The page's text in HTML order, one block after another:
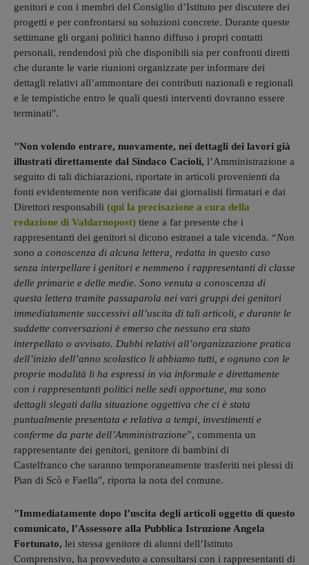
genitori e con i membri del Consiglio d’Istituto per discutere dei
progetti e per confrontarsi su soluzioni concrete. Durante queste
settimane gli organi politici hanno diffuso i propri contatti
personali, rendendosi più che disponibili sia per confronti diretti
che durante le varie riunioni organizzate per informare dei
dettagli relativi all’ammontare dei contributi nazionali e regionali
e le tempistiche entro le quali questi interventi dovranno essere
terminati".
"Non volendo entrare, nuovamente, nei dettagli dei lavori già
illustrati direttamente dal Sindaco Cacioli, l’Amministrazione a
seguito di tali dichiarazioni, riportate in articoli provenienti da
fonti evidentemente non verificate dai giornalisti firmatari e dai
Direttori responsabili (qui la precisazione a cura della
redazione di Valdarnopost) tiene a far presente che i
rappresentanti dei genitori si dicono estranei a tale vicenda. “Non
sono a conoscenza di alcuna lettera, redatta in questo caso
senza interpellare i genitori e nemmeno i rappresentanti di classe
delle primarie e delle medie. Sono venuta a conoscenza di
questa lettera tramite passaparola nei vari gruppi dei genitori
immediatamente successivi all’uscita di tali articoli, e durante le
suddette conversazioni è emerso che nessuno era stato
interpellato o avvisato. Dubbi relativi all’organizzazione pratica
dell’inizio dell’anno scolastico li abbiamo tutti, e ognuno con le
proprie modalità li ha espressi in via informale e direttamente
con i rappresentanti politici nelle sedi opportune, ma sono
dettagli slegati dalla situazione oggettiva che ci è stata
puntualmente presentata e relativa a tempi, investimenti e
conferme da parte dell’Amministrazione”, commenta un
rappresentante dei genitori, genitore di bambini di
Castelfranco che saranno temporaneamente trasferiti nei plessi di
Pian di Scò e Faella", riporta la nota del comune.
"Immediatamente dopo l’uscita degli articoli oggetto di questo
comunicato, l’Assessore alla Pubblica Istruzione Angela
Fortunato, lei stessa genitore di alunni dell’Istituto
Comprensivo, ha provveduto a consultarsi con i rappresentanti di